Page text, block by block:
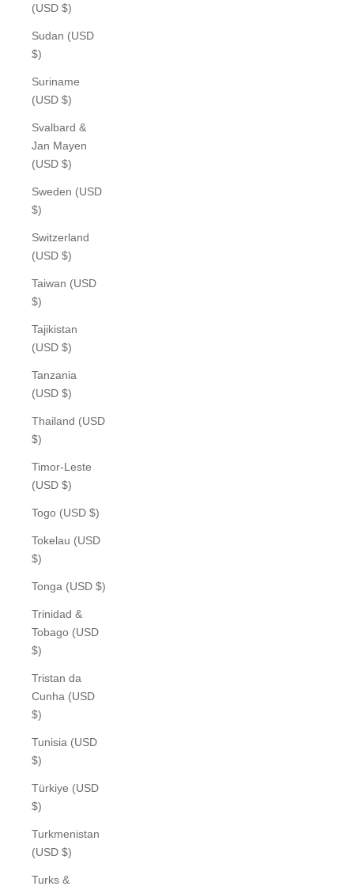
(USD $)
Sudan (USD
$)
Suriname
(USD $)
Svalbard &
Jan Mayen
(USD $)
Sweden (USD
$)
Switzerland
(USD $)
Taiwan (USD
$)
Tajikistan
(USD $)
Tanzania
(USD $)
Thailand (USD
$)
Timor-Leste
(USD $)
Togo (USD $)
Tokelau (USD
$)
Tonga (USD $)
Trinidad &
Tobago (USD
$)
Tristan da
Cunha (USD
$)
Tunisia (USD
$)
Türkiye (USD
$)
Turkmenistan
(USD $)
Turks &